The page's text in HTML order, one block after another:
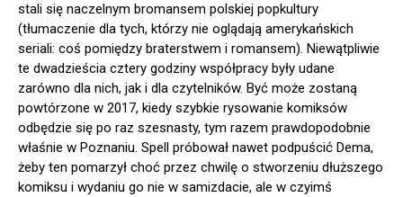
stali się naczelnym bromansem polskiej popkultury
(tłumaczenie dla tych, którzy nie oglądają amerykańskich
seriali: coś pomiędzy braterstwem i romansem). Niewątpliwie
te dwadzieścia cztery godziny współpracy były udane
zarówno dla nich, jak i dla czytelników. Być może zostaną
powtórzone w 2017, kiedy szybkie rysowanie komiksów
odbędzie się po raz szesnasty, tym razem prawdopodobnie
właśnie w Poznaniu. Spell próbował nawet podpuścić Dema,
żeby ten pomarzył choć przez chwilę o stworzeniu dłuższego
komiksu i wydaniu go nie w samizdacie, ale w czyimś